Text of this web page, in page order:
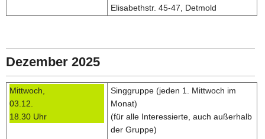
Elisabethstr. 45-47, Detmold
Dezember 2025
Mittwoch,
03.12.
18.30 Uhr
Singgruppe (jeden 1. Mittwoch im
Monat)
(für alle Interessierte, auch außerhalb
der Gruppe)